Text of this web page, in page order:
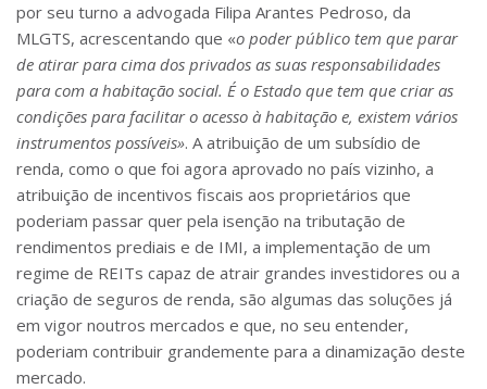
por seu turno a advogada Filipa Arantes Pedroso, da
MLGTS, acrescentando que «o poder público tem que parar
de atirar para cima dos privados as suas responsabilidades
para com a habitação social. É o Estado que tem que criar as
condições para facilitar o acesso à habitação e, existem vários
instrumentos possíveis». A atribuição de um subsídio de
renda, como o que foi agora aprovado no país vizinho, a
atribuição de incentivos fiscais aos proprietários que
poderiam passar quer pela isenção na tributação de
rendimentos prediais e de IMI, a implementação de um
regime de REITs capaz de atrair grandes investidores ou a
criação de seguros de renda, são algumas das soluções já
em vigor noutros mercados e que, no seu entender,
poderiam contribuir grandemente para a dinamização deste
mercado.